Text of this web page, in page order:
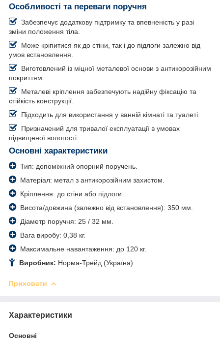
Особливості та переваги поручня
Забезпечує додаткову підтримку та впевненість у разі
зміни положення тіла.
Може кріпитися як до стіни, так і до підлоги залежно від
умов встановлення.
Виготовлений із міцної металевої основи з антикорозійним
покриттям.
Металеві кріплення забезпечують надійну фіксацію та
стійкість конструкції.
Підходить для використання у ванній кімнаті та туалеті.
Призначений для тривалої експлуатації в умовах
підвищеної вологості.
Основні характеристики
Тип: допоміжний опорний поручень.
Матеріал: метал з антикорозійним захистом.
Кріплення: до стіни або підлоги.
Висота/довжина (залежно від встановлення): 350 мм.
Діаметр поручня: 25 / 32 мм.
Вага виробу: 0,38 кг.
Максимальне навантаження: до 120 кг.
Виробник: Норма-Трейд (Україна)
Приховати
Характеристики
Основні